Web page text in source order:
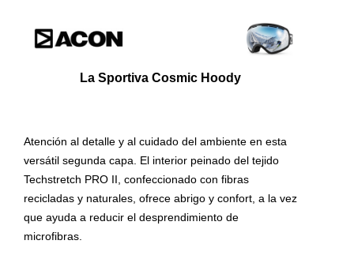
La Sportiva Cosmic Hoody
Atención al detalle y al cuidado del ambiente en esta
versátil segunda capa. El interior peinado del tejido
Techstretch PRO II, confeccionado con fibras
recicladas y naturales, ofrece abrigo y confort, a la vez
que ayuda a reducir el desprendimiento de
microfibras.